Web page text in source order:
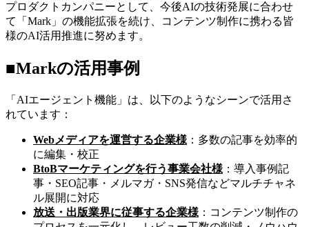
プロダクトカンパニーとして、今後AIの技術発展に合わせ
て「Mark」の機能拡張を続け、コンテンツ制作に携わる皆
様のAI活用推進に努めます。
■Markの活用事例
「AIエージェント機能」は、以下のようなシーンで活用さ
れています：
Webメディアを運営する企業様 ：多数の記事を効率的
に編集・校正
BtoBマーケティングを行う事業会社様 ：導入事例記
事・SEO記事・メルマガ・SNS発信などマルチチャネ
ル展開に対応
放送・出版業界に従事する企業様 ：コンテンツ制作の